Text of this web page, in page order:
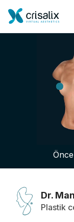
Cerrah ana
3D İş
Hasta
Dr.
Plastik